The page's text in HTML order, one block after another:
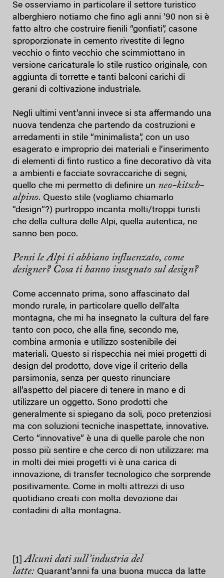
Se osserviamo in particolare il settore turistico
alberghiero notiamo che fino agli anni ‘90 non si è
fatto altro che costruire fienili “gonfiati”, casone
sproporzionate in cemento rivestite di legno
vecchio o finto vecchio che scimmiottano in
versione caricaturale lo stile rustico originale, con
aggiunta di torrette e tanti balconi carichi di
gerani di coltivazione industriale.
Negli ultimi vent’anni invece si sta affermando una
nuova tendenza che partendo da costruzioni e
arredamenti in stile “minimalista”, con un uso
esagerato e improprio dei materiali e l’inserimento
di elementi di finto rustico a fine decorativo dà vita
a ambienti e facciate sovraccariche di segni,
quello che mi permetto di definire un neo-kitsch-
alpino. Questo stile (vogliamo chiamarlo
“design”?) purtroppo incanta molti/troppi turisti
che della cultura delle Alpi, quella autentica, ne
sanno ben poco.
Pensi le Alpi ti abbiano influenzato, come
designer? Cosa ti hanno insegnato sul design?
Come accennato prima, sono affascinato dal
mondo rurale, in particolare quello dell’alta
montagna, che mi ha insegnato la cultura del fare
tanto con poco, che alla fine, secondo me,
combina armonia e utilizzo sostenibile dei
materiali. Questo si rispecchia nei miei progetti di
design del prodotto, dove vige il criterio della
parsimonia, senza per questo rinunciare
all’aspetto del piacere di tenere in mano e di
utilizzare un oggetto. Sono prodotti che
generalmente si spiegano da soli, poco pretenziosi
ma con soluzioni tecniche inaspettate, innovative.
Certo “innovative” è una di quelle parole che non
posso più sentire e che cerco di non utilizzare: ma
in molti dei miei progetti vi è una carica di
innovazione, di transfer tecnologico che sorprende
positivamente. Come in molti attrezzi di uso
quotidiano creati con molta devozione dai
contadini di alta montagna.
[1]
Alcuni dati sull’industria del
latte: Quarant’anni fa una buona mucca da latte